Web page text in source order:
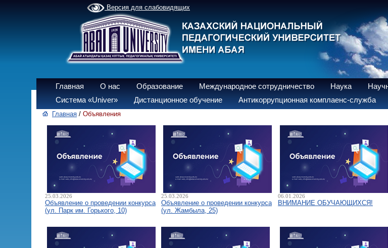
Версия для слабовидящих
Главная О нас Образование Международное сотрудничество Наука
Система «Univer»
Дистанционное обучение Антикоррупционная комплаенс-служба
Главная / Объявления
25.03.2026
Объявление о проведении конкурса
(ул. Парк им. Горького, 10)
25.03.2026
Объявление о проведении конкурса
(ул. Жамбыла, 25)
06.01.2026
ВНИМАНИЕ ОБУЧАЮЩИХСЯ!